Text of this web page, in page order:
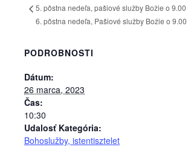
5. pôstna nedeľa, pašiové služby Božie o
6. pôstna nedeľa, Pašiové služby Božie o
PODROBNOSTI
Dátum:
26 marca, 2023
Čas:
10:30
Udalosť Kategória:
Bohoslužby, istentisztelet